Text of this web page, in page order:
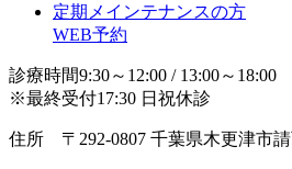
定期メインテナンスの方
WEB予約
診療時間9:30～12:00 / 13:00～18:00
※最終受付17:30 日祝休診
住所 〒292-0807 千葉県木更津市請